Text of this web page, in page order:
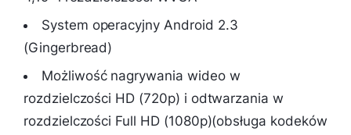
System operacyjny Android 2.3
(Gingerbread)
Możliwość nagrywania wideo w
rozdzielczości HD (720p) i odtwarzania w
rozdzielczości Full HD (1080p)(obsługa kodeków